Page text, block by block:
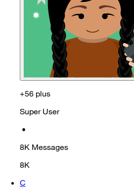
+56 plus
Super User
•
8K Messages
8K
C